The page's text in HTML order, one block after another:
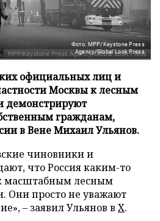
Фото: MPP/Keystone Press
Agency/Global Look Press
официальных лиц и
Москвы к лесным
демонстрируют
гражданам,
в Вене Михаил Ульянов.
чиновники и
что Россия каким-то
масштабным лесным
Они просто не уважают
– заявил Ульянов в X.